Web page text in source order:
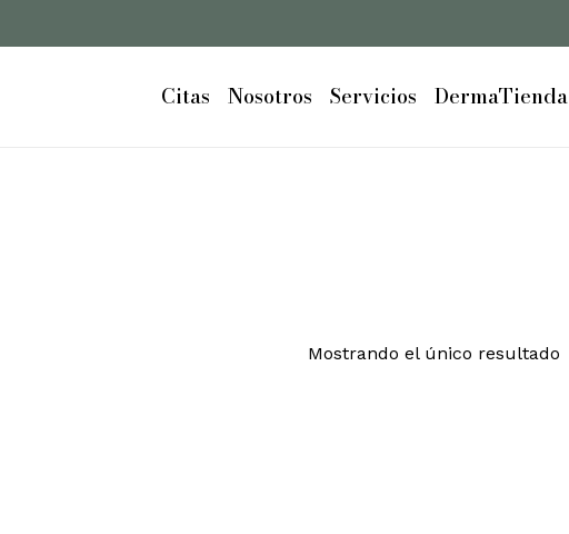
Citas Nosotros Servicios DermaTienda
Cart
Mostrando el único resultado